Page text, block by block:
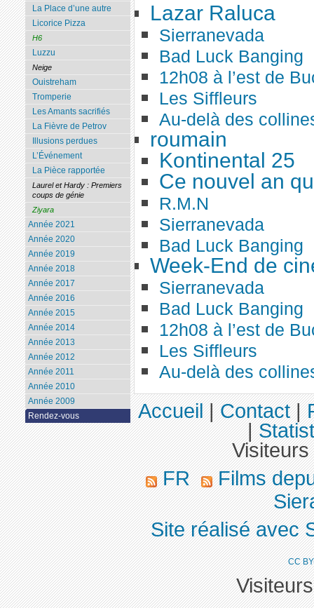
Lazar Raluca
Sierranevada
Bad Luck Banging
12h08 à l’est de
Les Siffleurs
Au-delà des
roumain
Kontinental 25
Ce nouvel an
R.M.N
Sierranevada
Bad Luck Banging
Week-End de
Sierranevada
Bad Luck Banging
12h08 à l’est de
Les Siffleurs
Au-delà des
La Place d’une autre
Licorice Pizza
H6
Luzzu
Neige
Ouistreham
Tromperie
Les Amants sacrifiés
La Fièvre de Petrov
Illusions perdues
L’Événement
La Pièce rapportée
Laurel et Hardy : Premiers
coups de génie
Ziyara
Année 2021
Année 2020
Année 2019
Année 2018
Année 2017
Année 2016
Année 2015
Année 2014
Année 2013
Année 2012
Année 2011
Année 2010
Année 2009
Rendez-vous
Accueil|Contact|
|
FR
Films
Site réalisé avec
CC